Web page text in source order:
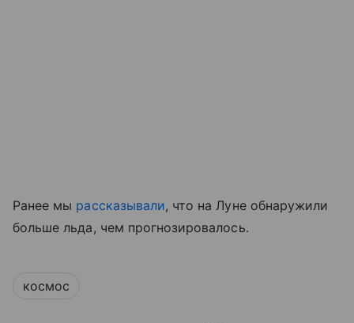
Ранее мы рассказывали, что на Луне обнаружили
больше льда, чем прогнозировалось.
космос